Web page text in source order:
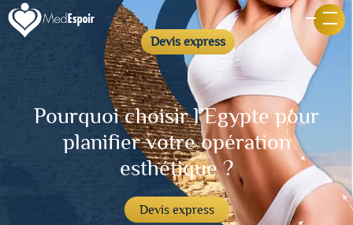
Devis express
Pourquoi choisir l’Egypte pour
planifier votre opération
esthétique ?
Devis express